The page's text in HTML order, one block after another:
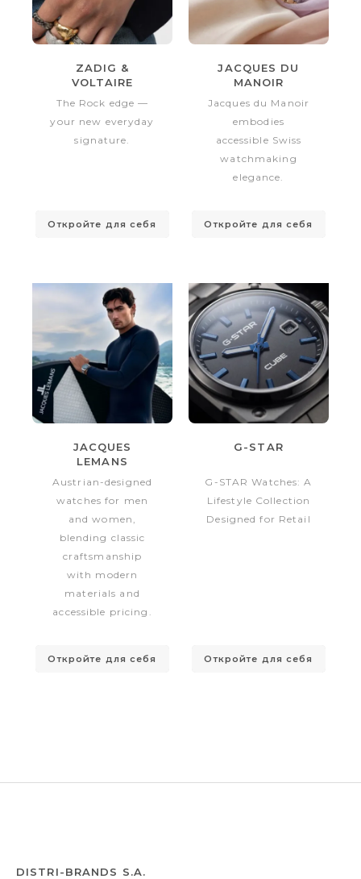
ZADIG &
VOLTAIRE
The Rock edge —
your new everyday
signature.
Откройте для себя
JACQUES DU
MANOIR
Jacques du Manoir
embodies
accessible Swiss
watchmaking
elegance.
Откройте для себя
JACQUES
LEMANS
Austrian-designed
watches for men
and women,
blending classic
craftsmanship
with modern
materials and
accessible pricing.
Откройте для себя
G-STAR
G-STAR Watches: A
Lifestyle Collection
Designed for Retail
Откройте для себя
DISTRI-BRANDS S.A.